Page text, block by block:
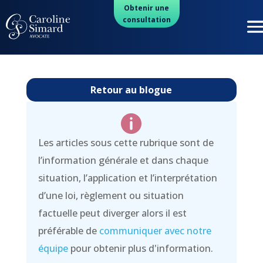
Obtenir une
consultation
Retour au blogue

Les articles sous cette rubrique sont de
l’information générale et dans chaque
situation, l’application et l’interprétation
d’une loi, règlement ou situation
factuelle peut diverger alors il est
préférable de communiquer avec notre
équipepour obtenir plus d'information.